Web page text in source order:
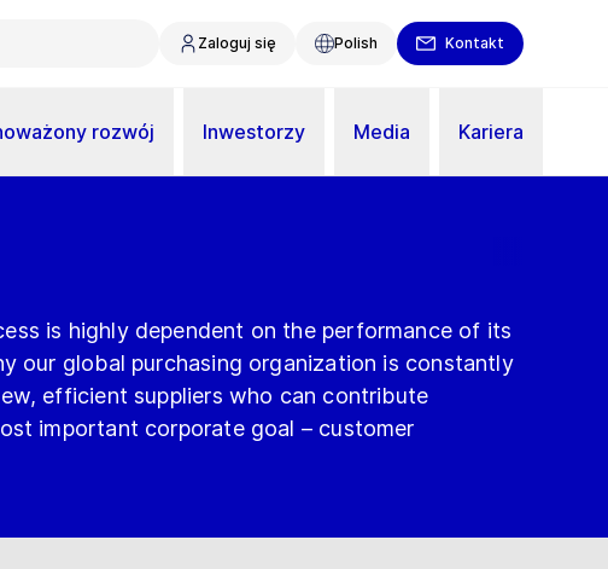
Zaloguj się Polish Kontakt
rozwój Inwestorzy Media Kariera
is highly dependent on the performance of its
our global purchasing organization is constantly
efficient suppliers who can contribute
important corporate goal – customer